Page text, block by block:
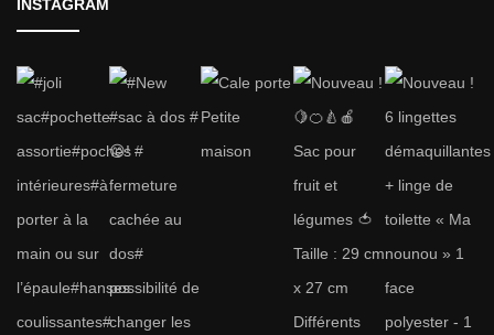
INSTAGRAM